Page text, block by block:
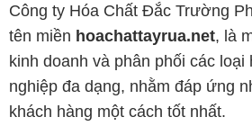
Công ty Hóa Chất Đắc Trường
tên miền hoachattayrua.net, là
kinh doanh và phân phối các loại
nghiệp đa dạng, nhằm đáp ứng
khách hàng một cách tốt nhất.